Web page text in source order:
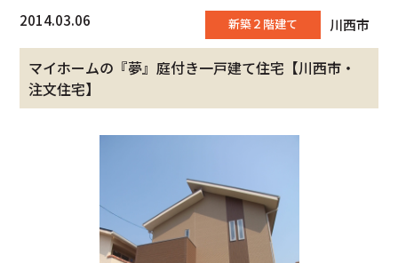
2014.03.06 新築２階建て 川西市
マイホームの『夢』庭付き一戸建て住宅【川西市・
注文住宅】